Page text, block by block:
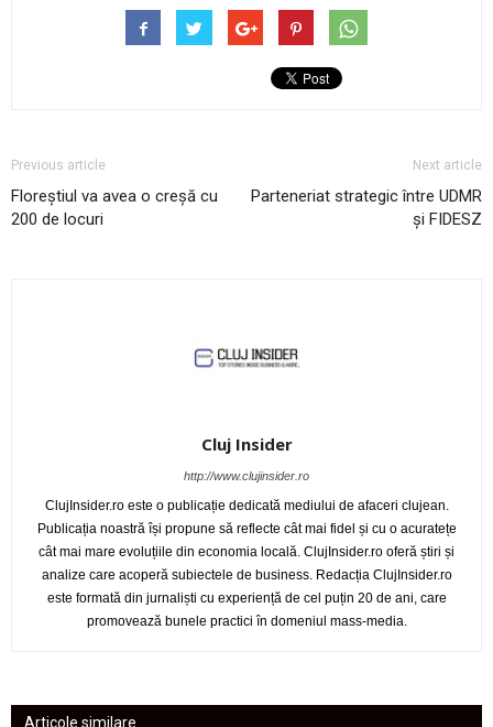
Previous article
Floreștiul va avea o creșă cu
200 de locuri
Next article
Parteneriat strategic între UDMR
și FIDESZ
Cluj Insider
http://www.clujinsider.ro
ClujInsider.ro este o publicație dedicată mediului de afaceri clujean.
Publicația noastră își propune să reflecte cât mai fidel și cu o acuratețe
cât mai mare evoluțiile din economia locală. ClujInsider.ro oferă știri și
analize care acoperă subiectele de business. Redacția ClujInsider.ro
este formată din jurnaliști cu experiență de cel puțin 20 de ani, care
promovează bunele practici în domeniul mass-media.
Articole similare